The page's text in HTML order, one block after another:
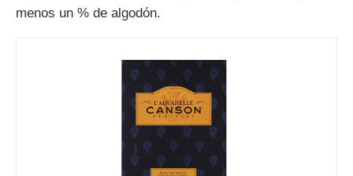
menos un % de algodón.